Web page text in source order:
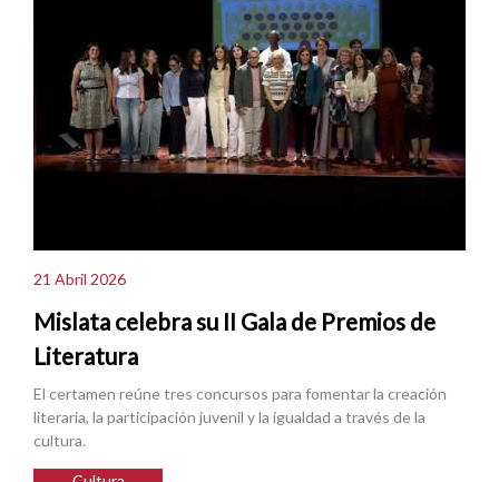
21 Abril 2026
Mislata celebra su II Gala de Premios de
Literatura
El certamen reúne tres concursos para fomentar la creación
literaria, la participación juvenil y la igualdad a través de la
cultura.